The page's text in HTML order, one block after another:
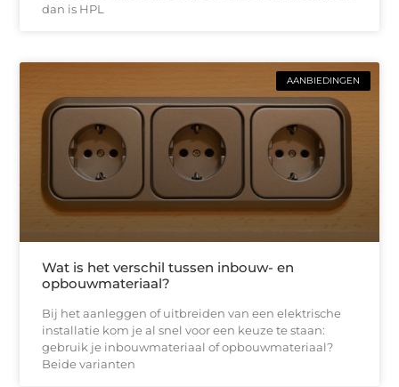
dan is HPL
AANBIEDINGEN
Wat is het verschil tussen inbouw- en
opbouwmateriaal?
Bij het aanleggen of uitbreiden van een elektrische
installatie kom je al snel voor een keuze te staan:
gebruik je inbouwmateriaal of opbouwmateriaal?
Beide varianten